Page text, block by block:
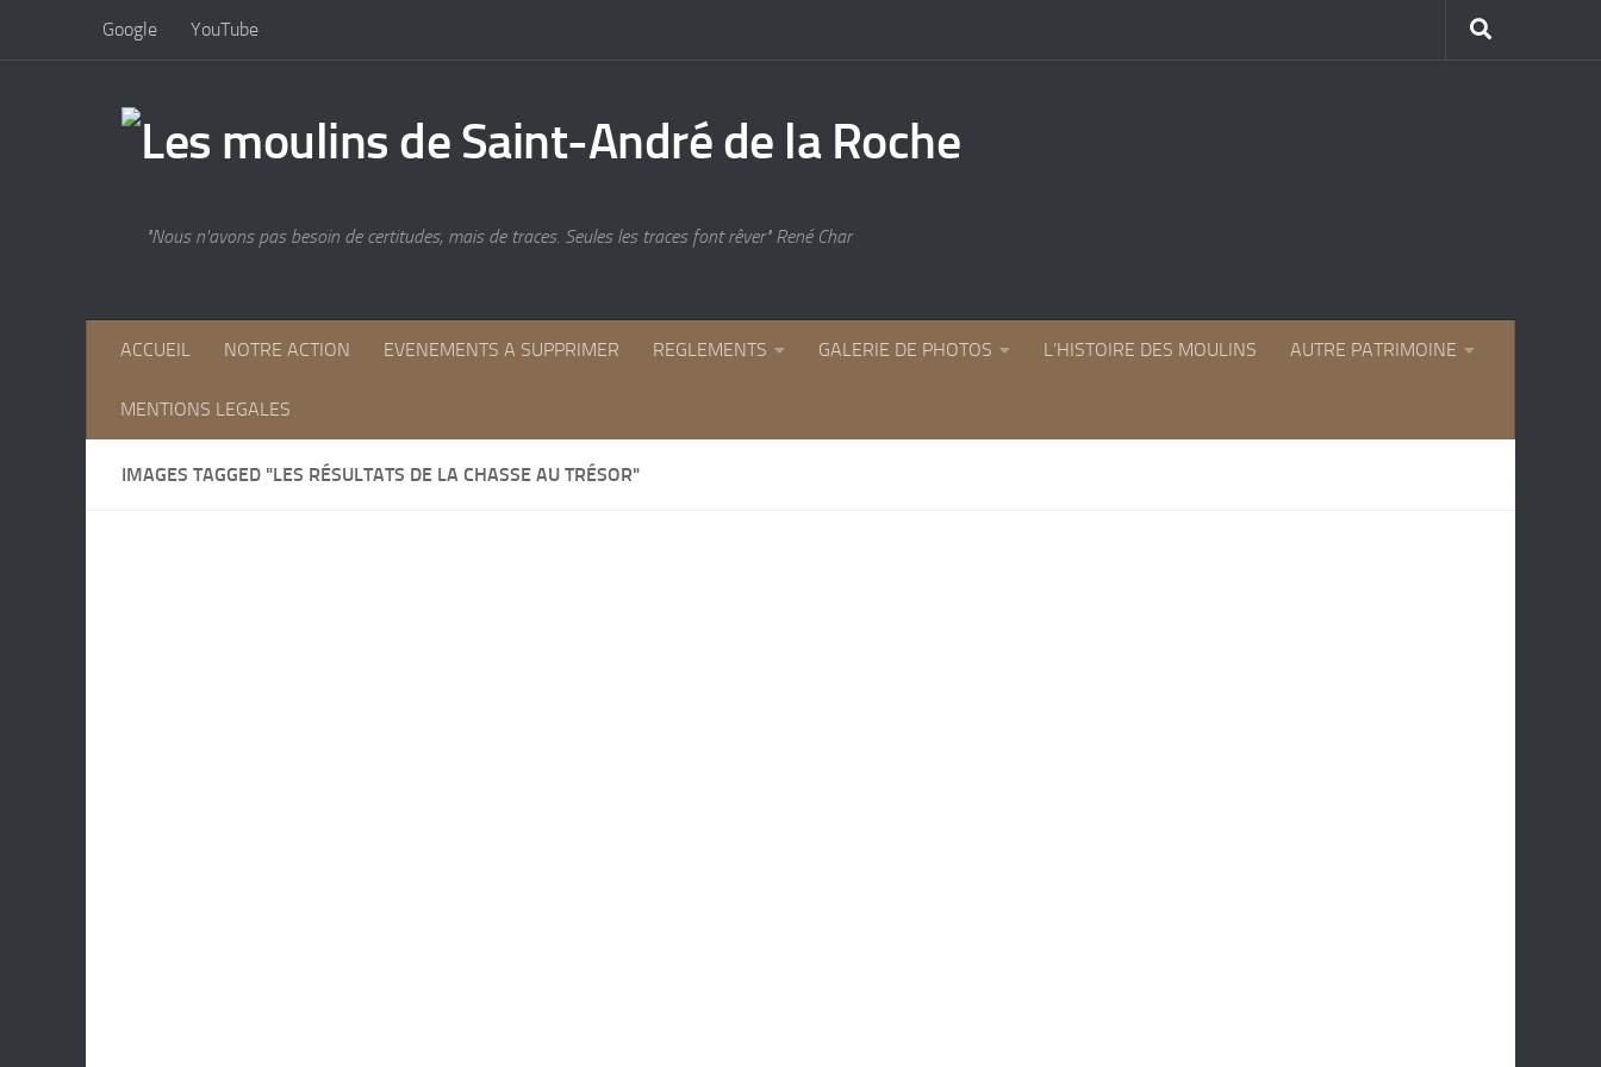
Skip to content
Google YouTube
"Nous n'avons pas besoin de certitudes, mais de traces. Seules les traces font rêver" René Char
ACCUEIL NOTRE ACTION EVENEMENTS A SUPPRIMER REGLEMENTS GALERIE DE PHOTOS L’HISTOIRE DES MOULINS AUTRE PATRIMOINE
MENTIONS LEGALES
IMAGES TAGGED "LES RÉSULTATS DE LA CHASSE AU TRÉSOR"